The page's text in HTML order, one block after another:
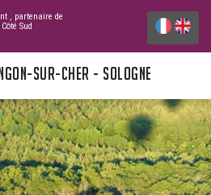
, partenaire de
Sud
SUR-CHER - SOLOGNE